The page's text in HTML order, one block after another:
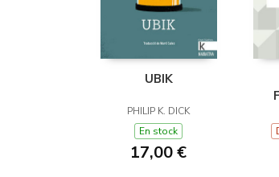
UBIK
PHILIP K. DICK
En stock
17,00 €